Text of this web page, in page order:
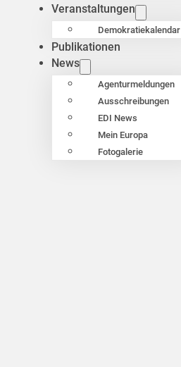
Veranstaltungen
Demokratiekalendar
Publikationen
News
Agenturmeldungen
Ausschreibungen
EDI News
Mein Europa
Fotogalerie